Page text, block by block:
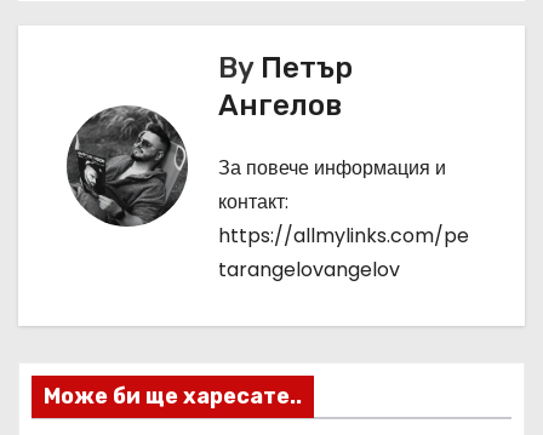
в
я
By Петър
Ангелов
За повече информация и
контакт:
https://allmylinks.com/pe
tarangelovangelov
Може би ще харесате..